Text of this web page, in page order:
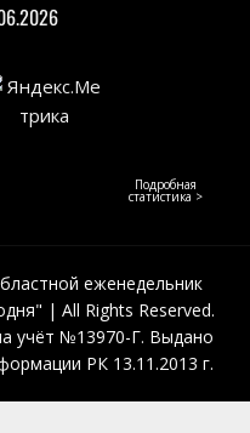
Подробная
статистика >
еженедельник
| All Rights Reserved.
учёт №13970-Г. Выдано
РК 13.11.2013 г.